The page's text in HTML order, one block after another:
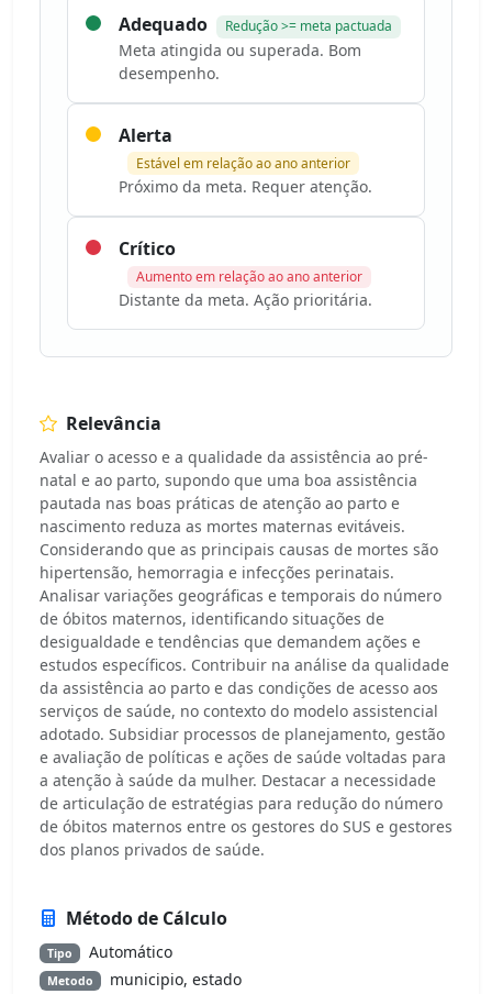
Adequado Redução >= meta pactuada
Meta atingida ou superada. Bom
desempenho.
Alerta
Estável em relação ao ano anterior
Próximo da meta. Requer atenção.
Crítico
Aumento em relação ao ano anterior
Distante da meta. Ação prioritária.
Relevância
Avaliar o acesso e a qualidade da assistência ao pré-
natal e ao parto, supondo que uma boa assistência
pautada nas boas práticas de atenção ao parto e
nascimento reduza as mortes maternas evitáveis.
Considerando que as principais causas de mortes são
hipertensão, hemorragia e infecções perinatais.
Analisar variações geográficas e temporais do número
de óbitos maternos, identificando situações de
desigualdade e tendências que demandem ações e
estudos específicos. Contribuir na análise da qualidade
da assistência ao parto e das condições de acesso aos
serviços de saúde, no contexto do modelo assistencial
adotado. Subsidiar processos de planejamento, gestão
e avaliação de políticas e ações de saúde voltadas para
a atenção à saúde da mulher. Destacar a necessidade
de articulação de estratégias para redução do número
de óbitos maternos entre os gestores do SUS e gestores
dos planos privados de saúde.
Método de Cálculo
Tipo Automático
Metodo municipio, estado